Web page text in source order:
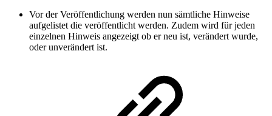
Vor der Veröffentlichung werden nun sämtliche Hinweise
aufgelistet die veröffentlicht werden. Zudem wird für jeden
einzelnen Hinweis angezeigt ob er neu ist, verändert wurde,
oder unverändert ist.